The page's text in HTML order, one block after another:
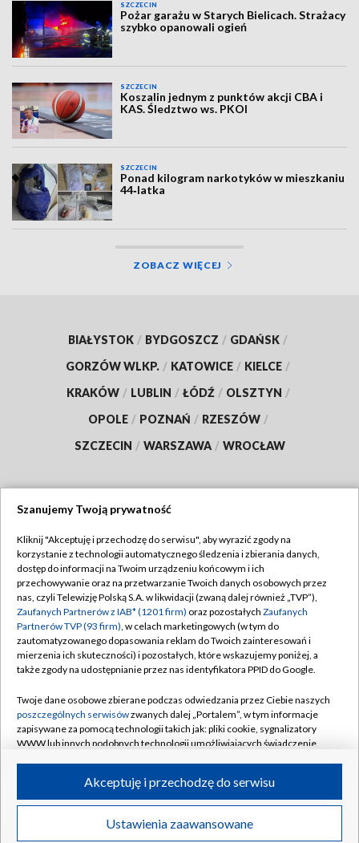
SZCZECIN
Pożar garażu w Starych Bielicach. Strażacy
szybko opanowali ogień
SZCZECIN
Koszalin jednym z punktów akcji CBA i
KAS. Śledztwo ws. PKOl
SZCZECIN
Ponad kilogram narkotyków w mieszkaniu
44‑latka
ZOBACZ WIĘCEJ
BIAŁYSTOK / BYDGOSZCZ / GDAŃSK /
GORZÓW WLKP. / KATOWICE / KIELCE /
KRAKÓW / LUBLIN / ŁÓDŹ / OLSZTYN /
OPOLE / POZNAŃ / RZESZÓW /
SZCZECIN / WARSZAWA / WROCŁAW
TVP
Abonament TVP
Emisja w TVP
Centrum informacji TVP
Naziemna Telewizja Cyfrowa
Rada Programowa
System NOS
Informacje o nadawcy
Program dla prasy
Regulamin TVP
Polityka prywatności
Moje zgody
Pomoc
Kontakt
Kanały
©2026 Telewizja Polska S.A. w likwidacji
Szanujemy Twoją prywatność
Kliknij "Akceptuję i przechodzę do serwisu", aby wyrazić zgody na
korzystanie z technologii automatycznego śledzenia i zbierania danych,
dostęp do informacji na Twoim urządzeniu końcowym i ich
przechowywanie oraz na przetwarzanie Twoich danych osobowych przez
nas, czyli Telewizję Polską S.A. w likwidacji (zwaną dalej również „TVP”),
Zaufanych Partnerów z IAB* (1201 firm) oraz pozostałych Zaufanych
Partnerów TVP (93 firm), w celach marketingowych (w tym do
zautomatyzowanego dopasowania reklam do Twoich zainteresowań i
mierzenia ich skuteczności) i pozostałych, które wskazujemy poniżej, a
także zgody na udostępnianie przez nas identyfikatora PPID do Google.
Twoje dane osobowe zbierane podczas odwiedzania przez Ciebie naszych
poszczególnych serwisówzwanych dalej „Portalem”, w tym informacje
zapisywane za pomocą technologii takich jak: pliki cookie, sygnalizatory
WWW lub innych podobnych technologii umożliwiających świadczenie
ruchu w Internecie.
Twoje dane osobowe zbierane podczas odwiedzania przez Ciebie
poszczególnych serwisówna Portalu, takie jak adresy IP, identyfikatory
Ustawienia zaawansowane
Akceptuję i przechodzę do serwisu